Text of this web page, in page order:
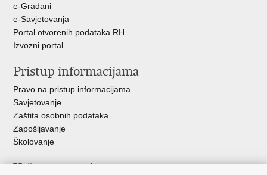
e-Građani
e-Savjetovanja
Portal otvorenih podataka RH
Izvozni portal
Pristup informacijama
Pravo na pristup informacijama
Savjetovanje
Zaštita osobnih podataka
Zapošljavanje
Školovanje
Važne poveznice